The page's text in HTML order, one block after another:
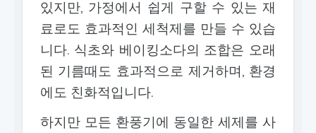
있지만, 가정에서 쉽게 구할 수 있는 재
료로도 효과적인 세척제를 만들 수 있습
니다. 식초와 베이킹소다의 조합은 오래
된 기름때도 효과적으로 제거하며, 환경
에도 친화적입니다.
하지만 모든 환풍기에 동일한 세제를 사